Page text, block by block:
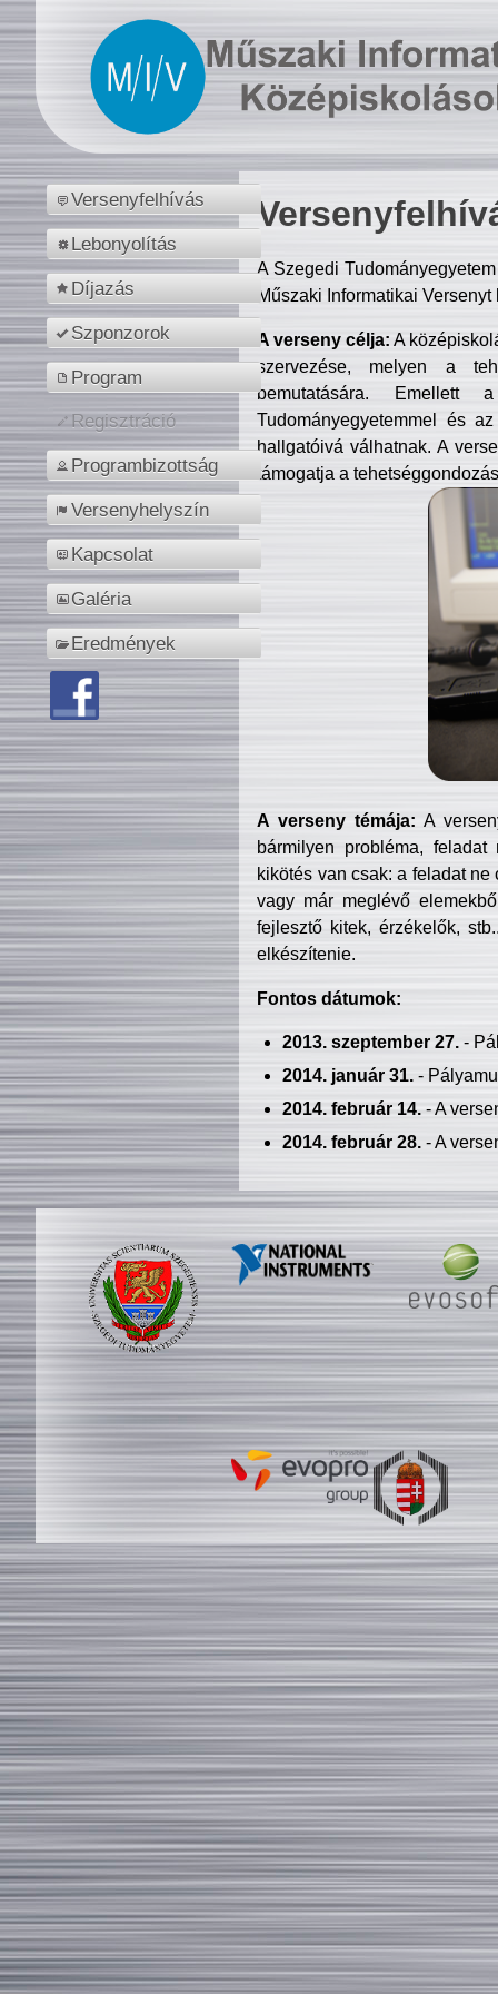
Versenyfelhívás
Lebonyolítás
Díjazás
Szponzorok
Program
Regisztráció
Programbizottság
Versenyhelyszín
Kapcsolat
Galéria
Eredmények
A Szegedi
Műszaki Informatikai
A verseny célja: A
szervezése, melyen a
bemutatására. Emellett
Tudományegyetemmel és
hallgatóivá válhatnak. A
támogatja a
A verseny témája: A
bármilyen probléma, feladat
kikötés van csak: a feladat
vagy már meglévő
fejlesztő kitek, érzékelők,
elkészítenie.
Fontos dátumok:
2013. szeptember 27.-
2014. január 31.-
2014. február 14.- A
2014. február 28.- A